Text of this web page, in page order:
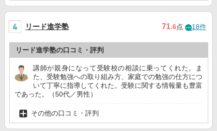
リード進学塾 71.6点 18件
リード進学塾の口コミ・評判
講師が親身になって受験校の相談に乗ってくれた。ま
た、受験勉強への取り組み方、家庭での勉強の仕方につ
いて丁寧に指導してくれた。受験に関する情報量も豊富
であった。（50代／男性）
その他の口コミ・評判